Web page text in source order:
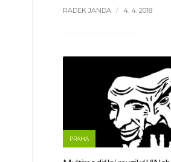
RADEK JANDA / 4. 4. 2018
PRAHA